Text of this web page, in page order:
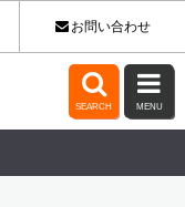
お問い合わせ

SEARCH

MENU